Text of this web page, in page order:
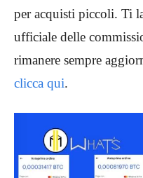
per acquisti piccoli. Ti
ufficiale delle
rimanere sempre
clicca qui.